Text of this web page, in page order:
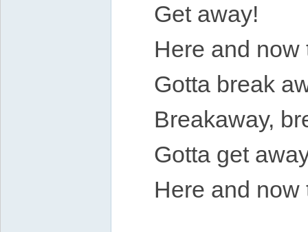
Get away!
Here and now
Gotta break
Breakaway,
Gotta get
Here and now